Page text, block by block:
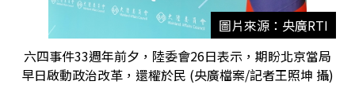
圖片來源：央廣RTI
六四事件33週年前夕，陸委會26日表示，期盼北京當局
早日啟動政治改革，還權於民 (央廣檔案/記者王照坤 攝)